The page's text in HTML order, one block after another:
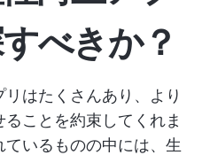
べきか？
はたくさんあり、より
ことを約束してくれま
いるものの中には、生